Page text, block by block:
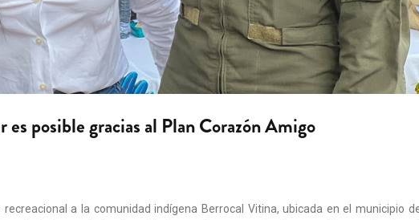
es posible gracias al Plan Corazón Amigo
a la comunidad indígena Berrocal Vitina, ubicada en el municipio